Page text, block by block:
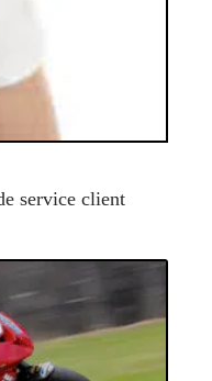
service client